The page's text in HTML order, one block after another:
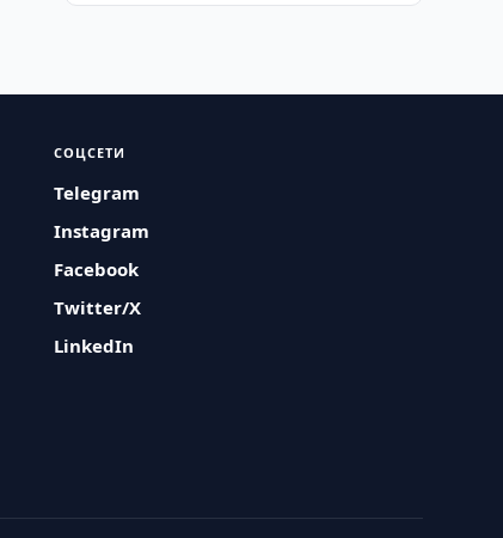
СОЦСЕТИ
Telegram
Instagram
Facebook
Twitter/X
LinkedIn